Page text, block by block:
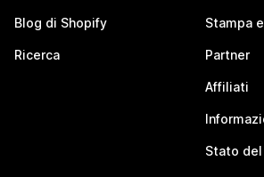
Blog di Shopify
Ricerca
Stampa
Partner
Affiliati
Stato